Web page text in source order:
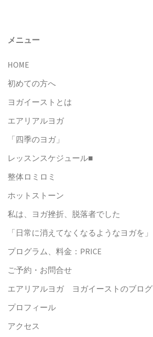
ー
ョ
ン
メニュー
HOME
初めての方へ
ヨガイーストとは
エアリアルヨガ
「四季のヨガ」
レッスンスケジュール■
整体ロミロミ
ホットストーン
私は、ヨガ挫折、脱落者でした
「日常に消えてなくなるようなヨガを」
プログラム、料金：PRICE
ご予約・お問合せ
エアリアルヨガ ヨガイーストのブログ
プロフィール
アクセス